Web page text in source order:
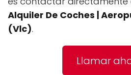
Alquiler De Coches |
(Vlc).
Llamar